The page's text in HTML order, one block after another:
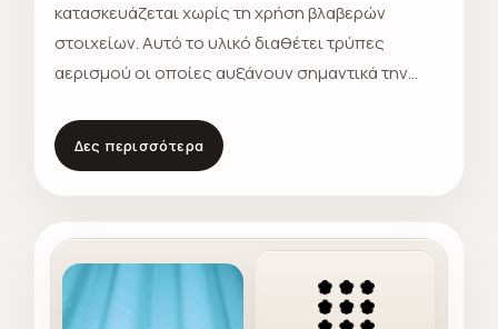
κατασκευάζεται χωρίς τη χρήση βλαβερών
στοιχείων. Αυτό το υλικό διαθέτει τρύπες
αερισμού οι οποίες αυξάνουν σημαντικά την
ώστε να επιτυγχάνεται τέλεια διαπνοή του
στρώματος και απόλυτη άνεση.
Δες περισσότερα